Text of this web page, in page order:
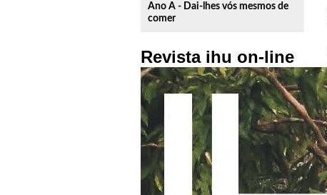
Ano A - Dai-lhes vós mesmos de
comer
Revista ihu on-line